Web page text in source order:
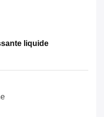
liquide